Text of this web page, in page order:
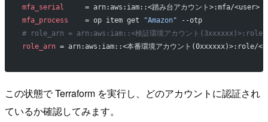
mfa_serial
     = arn:aws:iam::<踏み台アカウント>:mfa/<user>
mfa_process
    = op item get
"Amazon" --otp
# role_arn = arn:aws:iam::<検証環境アカウント
role_arn = arn:aws:iam::<本番環境アカウント(0xxxxxx)>:role/
この状態で Terraform を実行し、どのアカウントに認証され
ているか確認してみます。